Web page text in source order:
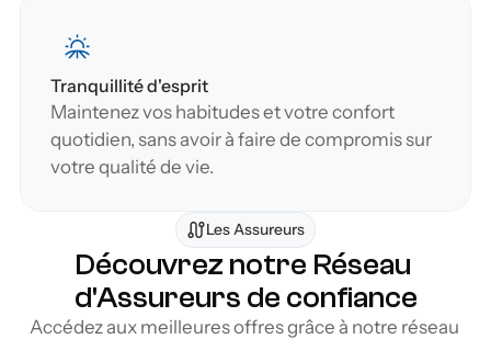
Tranquillité d'esprit
Maintenez vos habitudes et votre confort
quotidien, sans avoir à faire de compromis sur
votre qualité de vie.
Les Assureurs
Découvrez notre Réseau
d'Assureurs de confiance
Accédez aux meilleures offres grâce à notre réseau